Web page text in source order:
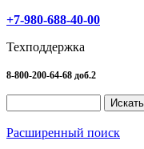
+7-980-688-40-00
Техподдержка
8-800-200-64-68 доб.2
Расширенный поиск